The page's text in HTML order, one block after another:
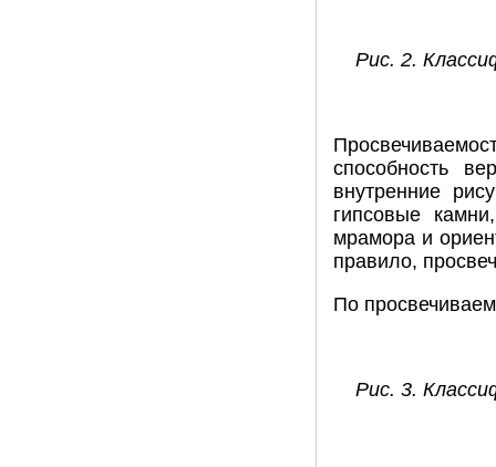
Рис. 2.
способность
внутренние
гипсовые
мрамора и
правило,
По
Рис. 3.